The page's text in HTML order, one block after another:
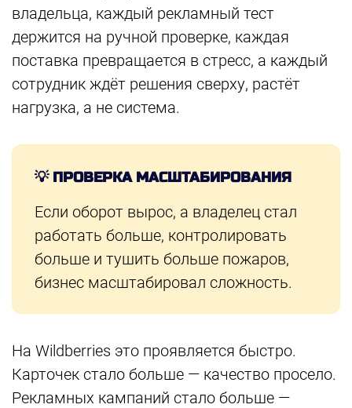
владельца, каждый рекламный тест
держится на ручной проверке, каждая
поставка превращается в стресс, а каждый
сотрудник ждёт решения сверху, растёт
нагрузка, а не система.
💡 ПРОВЕРКА МАСШТАБИРОВАНИЯ
Если оборот вырос, а владелец стал
работать больше, контролировать
больше и тушить больше пожаров,
бизнес масштабировал сложность.
На Wildberries это проявляется быстро.
Карточек стало больше — качество просело.
Рекламных кампаний стало больше —